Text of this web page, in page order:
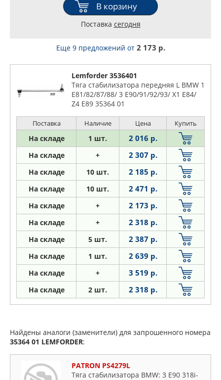
В корзину
Поставка сегодня
Еще 9 предложений от 2 173 р.
Lemforder 3536401
Тяга стабилизатора передняя L BMW 1
E81/82/87/88/ 3 E90/91/92/93/ X1 E84/
Z4 E89 35364 01
Поставка Наличие Цена Купить
На складе 1 шт. 2 016 р.
На складе + 2 307 р.
На складе 10 шт. 2 185 р.
На складе 10 шт. 2 471 р.
На складе + 2 173 р.
На складе + 2 318 р.
На складе 5 шт. 2 387 р.
На складе 1 шт. 2 639 р.
На складе + 3 519 р.
На складе 2 шт. 2 318 р.
Найдены аналоги (заменители) для запрошенного номера
35364 01 LEMFORDER:
PATRON PS4279L
Тяга стабилизатора BMW: 3 E90 318i-